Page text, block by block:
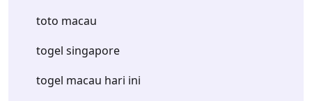
toto macau
togel singapore
togel macau hari ini